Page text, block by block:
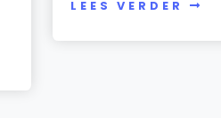
LEES VERDER